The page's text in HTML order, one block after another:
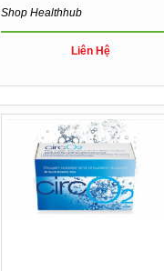
Shop Healthhub
Liên Hệ